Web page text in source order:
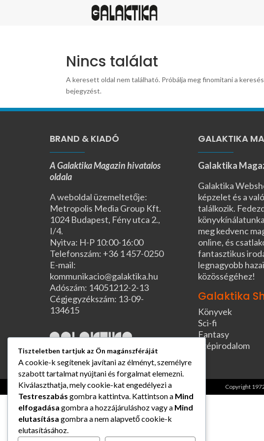
Nincs találat
A keresett oldal nem található. Próbálja meg finomítani a
bejegyzést.
BRAND & KIADÓ
A Galaktika Magazin hivatalos
oldala
A weboldal üzemeltetője:
Metropolis Media Group Kft.
1024 Budapest, Fény utca 2.,
I/4.
Nyitva: H-P 10:00-16:00
Telefonszám: +36 1 457-0250
E-mail:
kommunikacio@galaktika.hu
Adószám: 14051212-2-13
Cégjegyzékszám: 13-09-
134615
GALAKTIKA
Galaktika
Galaktika
képzelet és a
találkozik.
meg kedvenc
online, és
fantasztikus
legnagyobb hazai
közösségéhez!
Galaktika
Könyvek
Sci-fi
Fantasy
Szépirodalom
Copyright
Tiszteletben tartjuk az Ön magánszféráját
A cookie-k segítenek javítani az élményt, személyre
szabott tartalmat nyújtani és forgalmat elemezni.
Kiválaszthatja, mely cookie-kat engedélyezi a
Testreszabás gombra kattintva. Kattintson a Mind
elfogadása gombra a hozzájáruláshoz vagy a Mind
elutasítása gombra a nem alapvető cookie-k
elutasításához.